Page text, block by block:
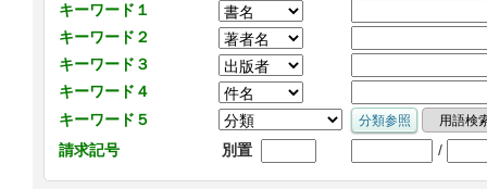
キーワード１
キーワード２
キーワード３
キーワード４
キーワード５
請求記号
別置 /